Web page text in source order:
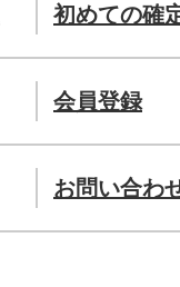
初めての確
会員登録
お問い合わ